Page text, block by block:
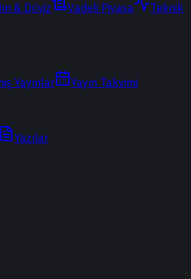
& Döviz Vadeli Piyasa
Teknik
Yayınlar
Yayın Takvimi
Yazılar